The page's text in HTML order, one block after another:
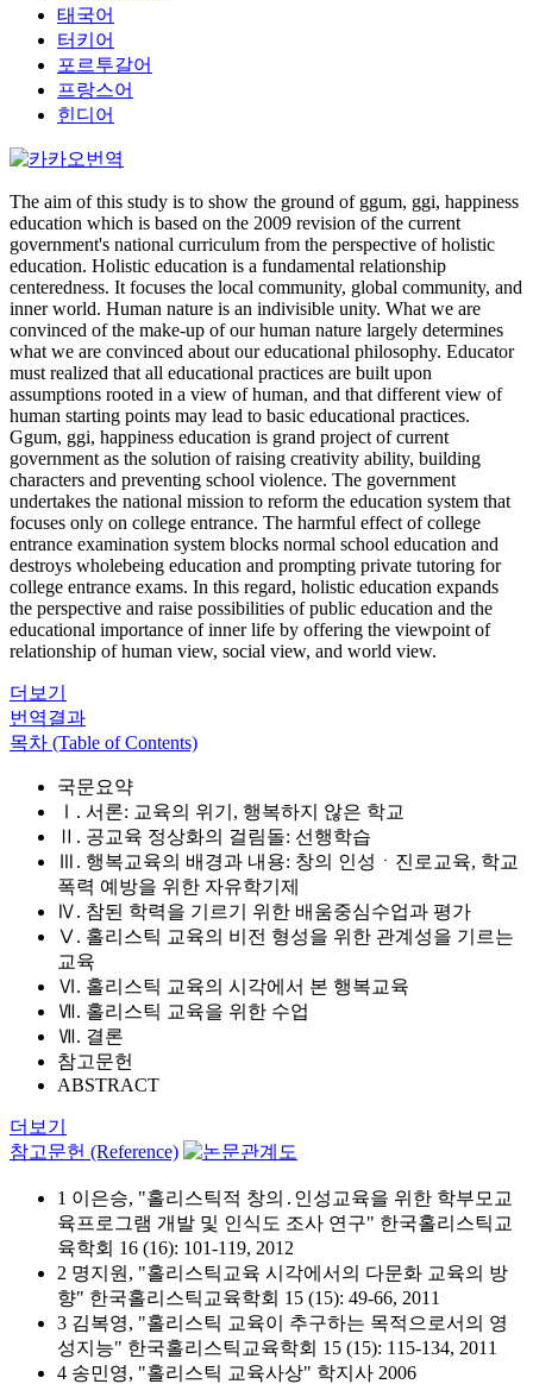
태국어
터키어
포르투갈어
프랑스어
힌디어
The aim of this study is to show the ground of ggum, ggi, happiness
education which is based on the 2009 revision of the current
government's national curriculum from the perspective of holistic
education. Holistic education is a fundamental relationship
centeredness. It focuses the local community, global community, and
inner world. Human nature is an indivisible unity. What we are
convinced of the make-up of our human nature largely determines
what we are convinced about our educational philosophy. Educator
must realized that all educational practices are built upon
assumptions rooted in a view of human, and that different view of
human starting points may lead to basic educational practices.
Ggum, ggi, happiness education is grand project of current
government as the solution of raising creativity ability, building
characters and preventing school violence. The government
undertakes the national mission to reform the education system that
focuses only on college entrance. The harmful effect of college
entrance examination system blocks normal school education and
destroys wholebeing education and prompting private tutoring for
college entrance exams. In this regard, holistic education expands
the perspective and raise possibilities of public education and the
educational importance of inner life by offering the viewpoint of
relationship of human view, social view, and world view.
더보기
번역결과
목차 (Table of Contents)
국문요약
Ⅰ. 서론: 교육의 위기, 행복하지 않은 학교
Ⅱ. 공교육 정상화의 걸림돌: 선행학습
Ⅲ. 행복교육의 배경과 내용: 창의 인성ㆍ진로교육, 학교
폭력 예방을 위한 자유학기제
Ⅳ. 참된 학력을 기르기 위한 배움중심수업과 평가
Ⅴ. 홀리스틱 교육의 비전 형성을 위한 관계성을 기르는
교육
Ⅵ. 홀리스틱 교육의 시각에서 본 행복교육
Ⅶ. 홀리스틱 교육을 위한 수업
Ⅶ. 결론
참고문헌
ABSTRACT
더보기
참고문헌 (Reference)
1 이은승, "홀리스틱적 창의․인성교육을 위한 학부모교
육프로그램 개발 및 인식도 조사 연구" 한국홀리스틱교
육학회 16 (16): 101-119, 2012
2 명지원, "홀리스틱교육 시각에서의 다문화 교육의 방
향" 한국홀리스틱교육학회 15 (15): 49-66, 2011
3 김복영, "홀리스틱 교육이 추구하는 목적으로서의 영
성지능" 한국홀리스틱교육학회 15 (15): 115-134, 2011
4 송민영, "홀리스틱 교육사상" 학지사 2006